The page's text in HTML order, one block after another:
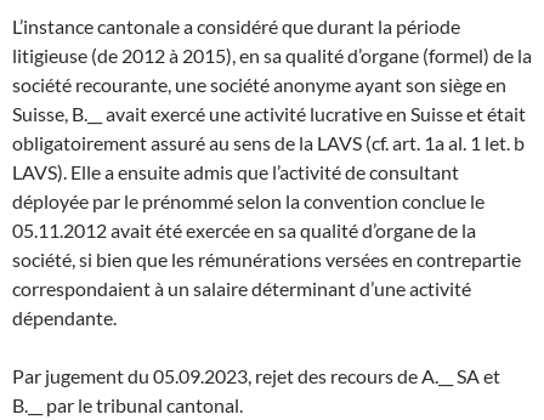
L’instance cantonale a considéré que durant la période
litigieuse (de 2012 à 2015), en sa qualité d’organe (formel) de la
société recourante, une société anonyme ayant son siège en
Suisse, B.__ avait exercé une activité lucrative en Suisse et était
obligatoirement assuré au sens de la LAVS (cf. art. 1a al. 1 let. b
LAVS). Elle a ensuite admis que l’activité de consultant
déployée par le prénommé selon la convention conclue le
05.11.2012 avait été exercée en sa qualité d’organe de la
société, si bien que les rémunérations versées en contrepartie
correspondaient à un salaire déterminant d’une activité
dépendante.
Par jugement du 05.09.2023, rejet des recours de A.__ SA et
B.__ par le tribunal cantonal.